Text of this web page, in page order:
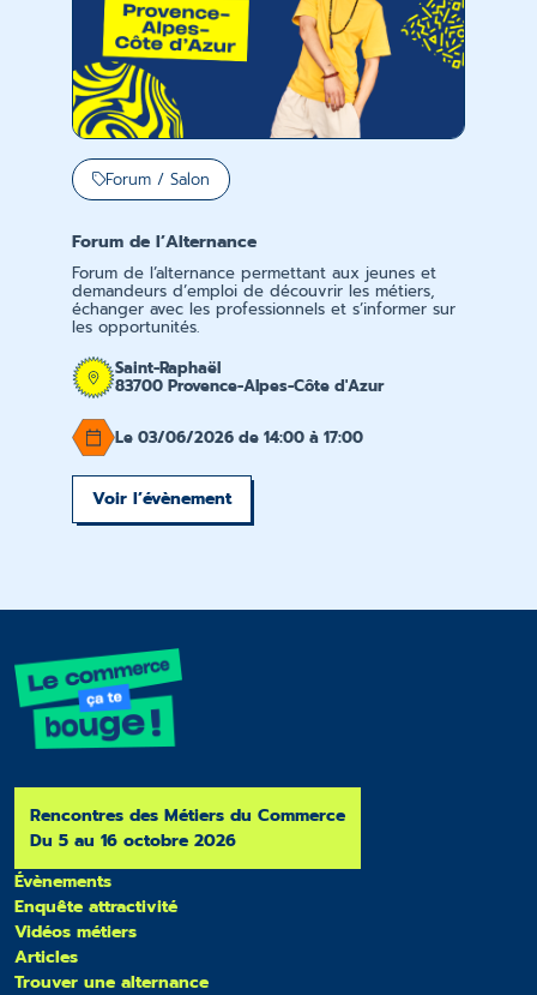
Forum / Salon
Forum de l’Alternance
Forum de l’alternance permettant aux jeunes et
demandeurs d’emploi de découvrir les métiers,
échanger avec les professionnels et s’informer sur
les opportunités.
Saint-Raphaël
83700 Provence-Alpes-Côte d'Azur
Le 03/06/2026 de 14:00 à 17:00
Voir l’évènement
Rencontres des Métiers du Commerce
Du 5 au 16 octobre 2026
Évènements
Enquête attractivité
Vidéos métiers
Articles
Trouver une alternance